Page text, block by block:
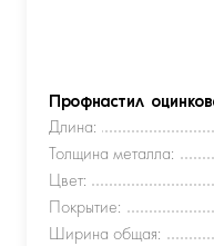
Профнастил
Длина:
Толщина металла:
Цвет:
Покрытие:
Ширина общая: